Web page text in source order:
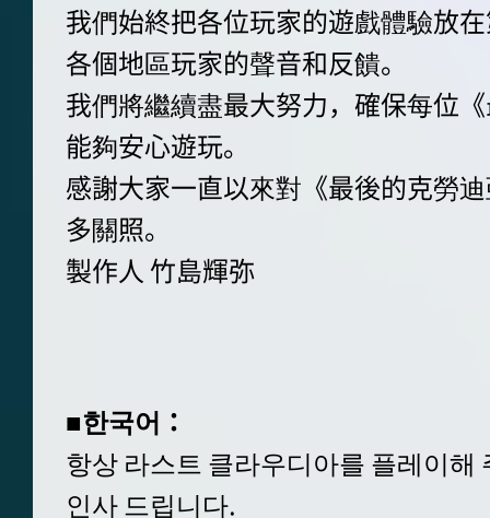
我們始終把各位玩家的遊戲體驗放
各個地區玩家的聲音和反饋。
我們將繼續盡最大努力，確保每位
能夠安心遊玩。
感謝大家一直以來對《最後的克勞
多關照。
製作人 竹島輝弥
■한국어：
항상 라스트 클라우디아를 플레이해
인사 드립니다.